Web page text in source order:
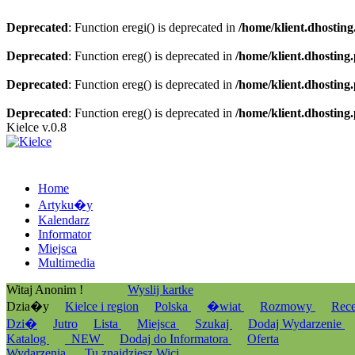
Deprecated: Function eregi() is deprecated in /home/
Deprecated: Function ereg() is deprecated in /home/
Deprecated: Function ereg() is deprecated in /home/
Deprecated: Function ereg() is deprecated in /home/
Kielce v.0.8
Home
Artyku�y
Kalendarz
Informator
Miejsca
Multimedia
Witaj Anonim !
Wyslij kartke
Dzia�y
Kielce i region Polska �wiat Rozmowy
Dzi�
Jutro Lista Miejsca Szukaj Dodaj Wydarzenie
Katalog
_NEW Dodaj do Informatora
Oferta